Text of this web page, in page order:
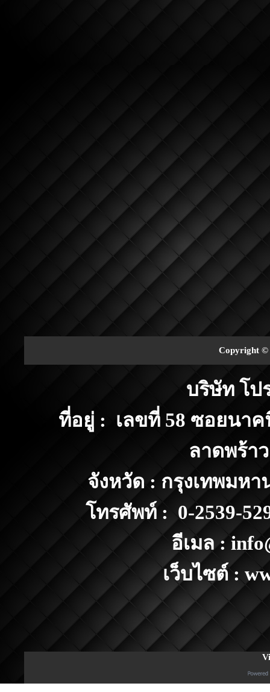
Copyright ©
บริษัท โป
ที่อยู่ : เลขที่ 58 ซอยนา
ลาดพร้า
จังหวัด : กรุงเทพม
โทรศัพท์ : 0-2539-
อีเมล :
เว็บไซต์ :